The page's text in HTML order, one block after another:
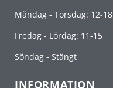
Måndag - Torsdag: 12-18
Fredag - Lördag: 11-15
Söndag - Stängt
INFORMATION